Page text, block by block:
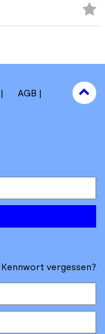
AGB
to
top
Kennwort vergessen?